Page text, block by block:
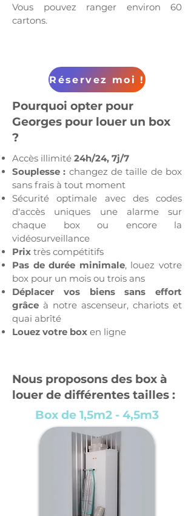
Vous pouvez ranger environ 60
cartons.
Réservez moi !
Pourquoi opter pour
Georges pour louer un box
?
Accès illimité 24h/24, 7j/7
Souplesse : changez de taille de box
sans frais à tout moment
Sécurité optimale avec des codes
d'accès uniques une alarme sur
chaque box ou encore la
vidéosurveillance
Prix très compétitifs
Pas de durée minimale, louez votre
box pour un mois ou trois ans
Déplacer vos biens sans effort
grâce à notre ascenseur, chariots et
quai abrîté
Louez votre box en ligne
Nous proposons des box à
louer de différentes tailles :
Box de 1,5m2 - 4,5m3